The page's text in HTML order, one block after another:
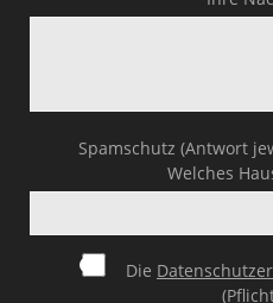
Spamschutz (Antwort
Welches
Die